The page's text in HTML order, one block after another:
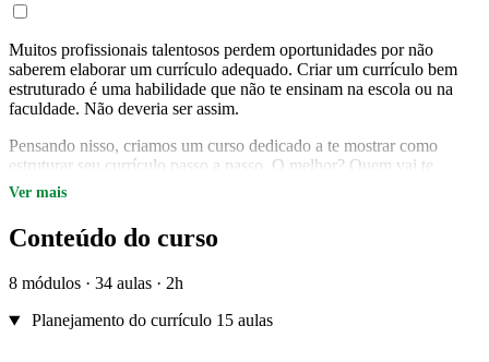
Muitos profissionais talentosos perdem oportunidades por não
saberem elaborar um currículo adequado. Criar um currículo bem
estruturado é uma habilidade que não te ensinam na escola ou na
faculdade. Não deveria ser assim.
Pensando nisso, criamos um curso dedicado a te mostrar como
estruturar seu currículo passo a passo. O melhor? Quem vai te
ensinar tudo isso é um especialista em RH.
destacar e criar um currículo capaz de chamar a atenção de
comuns cometidos deve evitar.
Ver mais
Conteúdo do curso
8 módulos · 34 aulas · 2h
Planejamento do currículo 15 aulas